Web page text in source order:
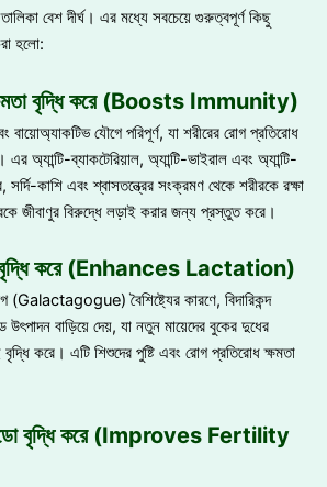
তালিকা বেশ দীর্ঘ। এর মধ্যে সবচেয়ে গুরুত্বপূর্ণ কিছু
হলো:
বৃদ্ধি করে (Boosts Immunity)
এবং বায়োঅ্যাকটিভ যৌগে পরিপূর্ণ, যা শরীরের রোগ প্রতিরোধ
অ্যান্টি-ব্যাকটেরিয়াল, অ্যান্টি-ভাইরাল এবং অ্যান্টি-
সর্দি-কাশি এবং শ্বাসতন্ত্রের সংক্রমণ থেকে শরীরকে রক্ষা
জীবাণুর বিরুদ্ধে লড়াই করার জন্য প্রস্তুত করে।
বৃদ্ধি করে (Enhances Lactation)
(Galactagogue) বৈশিষ্ট্যের কারণে, বিদারিকন্দ
উৎপাদন বাড়িয়ে দেয়, যা নতুন মায়েদের বুকের দুধের
করে। এটি শিশুদের পুষ্টি এবং রোগ প্রতিরোধ ক্ষমতা
বৃদ্ধি করে (Improves Fertility